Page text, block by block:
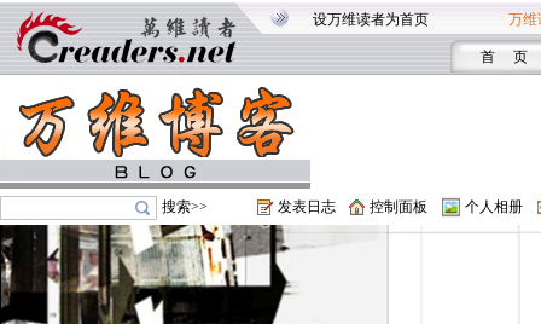
设万维读者为首页 万维
首 页
搜索>> 发表日志 控制面板 个人相册